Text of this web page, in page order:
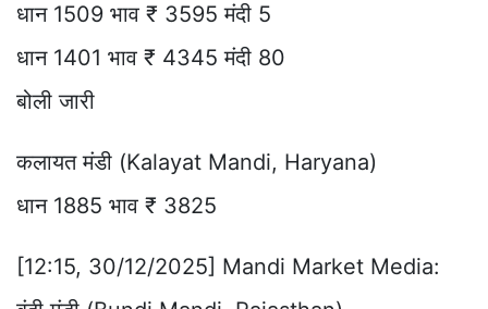
धान 1509 भाव ₹ 3595 मंदी 5
धान 1401 भाव ₹ 4345 मंदी 80
बोली जारी
कलायत मंडी (Kalayat Mandi, Haryana)
धान 1885 भाव ₹ 3825
[12:15, 30/12/2025] Mandi Market Media: